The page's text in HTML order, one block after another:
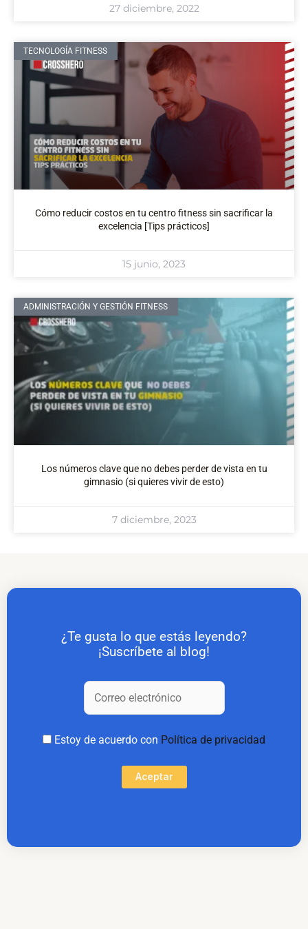
27 diciembre, 2022
TECNOLOGÍA FITNESS
Cómo reducir costos en tu centro fitness sin sacrificar la
excelencia [Tips prácticos]
15 junio, 2023
ADMINISTRACIÓN Y GESTIÓN FITNESS
Los números clave que no debes perder de vista en tu
gimnasio (si quieres vivir de esto)
7 diciembre, 2023
¿Te gusta lo que estás leyendo?
¡Suscríbete al blog!
Estoy de acuerdo con Política de privacidad
Aceptar